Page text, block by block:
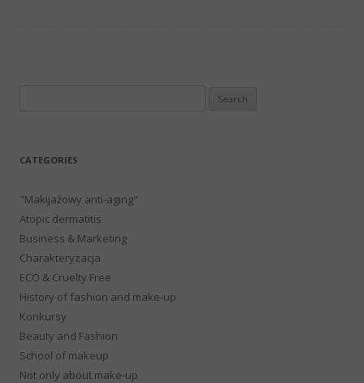
CATEGORIES
"Makijażowy anti-aging"
Atopic dermatitis
Business & Marketing
Charakteryzacja
ECO & Cruelty Free
History of fashion and make-up
Konkursy
Beauty and Fashion
School of makeup
Not only about make-up